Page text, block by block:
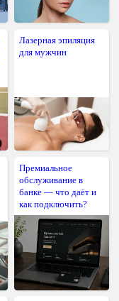
Лазерная эпиляция
для мужчин
Премиальное
обслуживание в
банке — что даёт и
как подключить?